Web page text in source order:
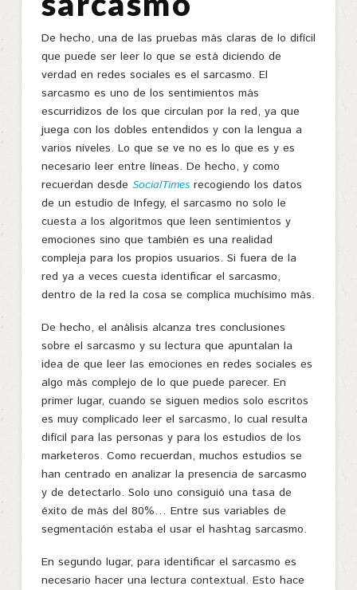
De hecho, una de las pruebas más claras de lo difícil
que puede ser leer lo que se está diciendo de
verdad en redes sociales es el sarcasmo. El
sarcasmo es uno de los sentimientos más
escurridizos de los que circulan por la red, ya que
juega con los dobles entendidos y con la lengua a
varios niveles. Lo que se ve no es lo que es y es
necesario leer entre líneas. De hecho, y como
recuerdan desde SocialTimesrecogiendo los datos
de un estudio de Infegy, el sarcasmo no solo le
cuesta a los algoritmos que leen sentimientos y
emociones sino que también es una realidad
compleja para los propios usuarios. Si fuera de la
red ya a veces cuesta identificar el sarcasmo,
dentro de la red la cosa se complica muchísimo más.
De hecho, el análisis alcanza tres conclusiones
sobre el sarcasmo y su lectura que apuntalan la
idea de que leer las emociones en redes sociales es
algo más complejo de lo que puede parecer. En
primer lugar, cuando se siguen medios solo escritos
es muy complicado leer el sarcasmo, lo cual resulta
difícil para las personas y para los estudios de los
marketeros. Como recuerdan, muchos estudios se
han centrado en analizar la presencia de sarcasmo
y de detectarlo. Solo uno consiguió una tasa de
éxito de más del 80%… Entre sus variables de
segmentación estaba el usar el hashtag sarcasmo.
En segundo lugar, para identificar el sarcasmo es
necesario hacer una lectura contextual. Esto hace